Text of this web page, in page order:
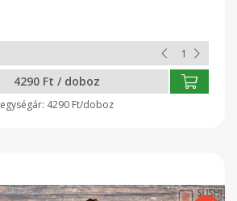
4290 Ft / doboz
4290 Ft/doboz